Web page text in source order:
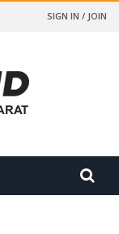
SIGN IN / JOIN